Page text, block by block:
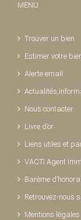
MENU
Trouver un bien
Estimer votre
Alerte email
Nous contacter
Livre d’or
Liens utiles et
VACTI Agent
Barème
Retrouvez-nous
Mentions légales